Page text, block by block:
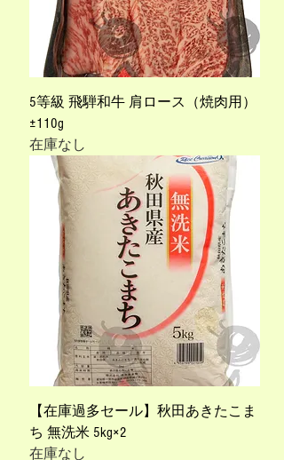
5等級 飛騨和牛 肩ロース（焼肉用）
±110g
在庫なし
【在庫過多セール】秋田あきたこま
ち 無洗米 5kg×2
在庫なし